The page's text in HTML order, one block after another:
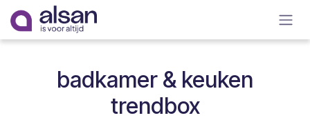
Overslaan naar inhoud
badkamer & keuken
trendbox